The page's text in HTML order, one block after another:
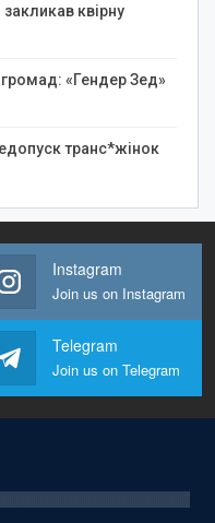
квірну
громад: «Гендер Зед»
транс*жінок
Instagram
Join us on Instagram
Telegram
Join us on Telegram